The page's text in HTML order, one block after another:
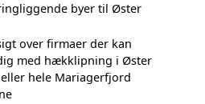
byer til Øster
over firmaer der kan
med hækklipning i Øster
hele Mariagerfjord